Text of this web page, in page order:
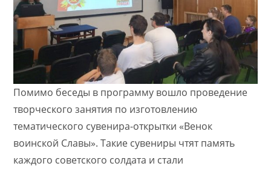
Помимо беседы в программу вошло проведение
творческого занятия по изготовлению
тематического сувенира-открытки «Венок
воинской Славы». Такие сувениры чтят память
каждого советского солдата и стали